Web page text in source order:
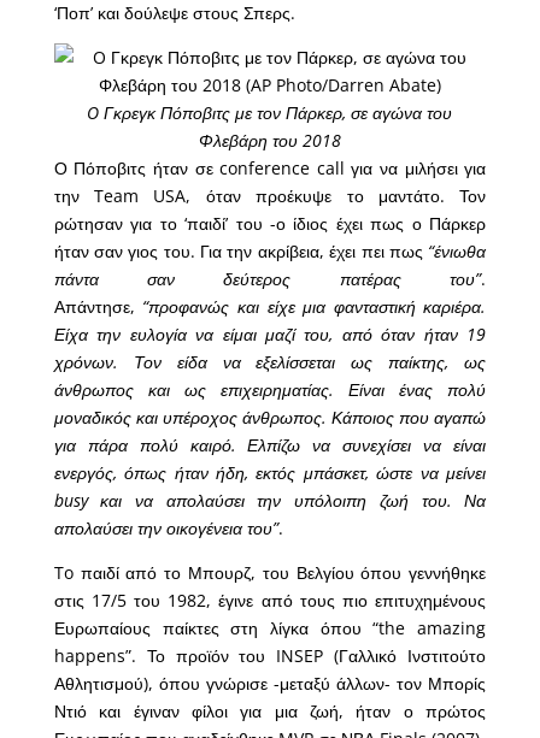
‘Ποπ’ και δούλεψε στους Σπερς.
O Γκρεγκ Πόποβιτς με τον Πάρκερ, σε αγώνα του
Φλεβάρη του 2018
Ο Πόποβιτς ήταν σε conference call για να μιλήσει για
την Team USA, όταν προέκυψε το μαντάτο. Τον
ρώτησαν για το ‘παιδί’ του -ο ίδιος έχει πως ο Πάρκερ
ήταν σαν γιος του. Για την ακρίβεια, έχει πει πως “ένιωθα
πάντα σαν δεύτερος πατέρας του”.
Απάντησε, “προφανώς και είχε μια φανταστική καριέρα.
Είχα την ευλογία να είμαι μαζί του, από όταν ήταν 19
χρόνων. Τον είδα να εξελίσσεται ως παίκτης, ως
άνθρωπος και ως επιχειρηματίας. Είναι ένας πολύ
μοναδικός και υπέροχος άνθρωπος. Κάποιος που αγαπώ
για πάρα πολύ καιρό. Ελπίζω να συνεχίσει να είναι
ενεργός, όπως ήταν ήδη, εκτός μπάσκετ, ώστε να μείνει
busy και να απολαύσει την υπόλοιπη ζωή του. Να
απολαύσει την οικογένεια του”.
To παιδί από το Μπουρζ, του Βελγίου όπου γεννήθηκε
στις 17/5 του 1982, έγινε από τους πιο επιτυχημένους
Ευρωπαίους παίκτες στη λίγκα όπου “the amazing
happens”. Το προϊόν του INSEP (Γαλλικό Ινστιτούτο
Αθλητισμού), όπου γνώρισε -μεταξύ άλλων- τον Μπορίς
Ντιό και έγιναν φίλοι για μια ζωή, ήταν ο πρώτος